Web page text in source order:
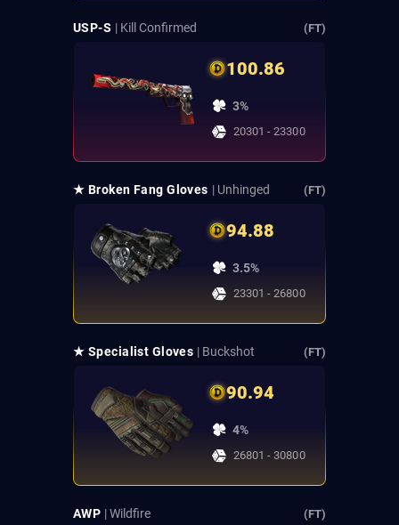
USP-S | Kill Confirmed (FT)
100.86
3%
20301 - 23300
★ Broken Fang Gloves | Unhinged (FT)
94.88
3.5%
23301 - 26800
★ Specialist Gloves | Buckshot (FT)
90.94
4%
26801 - 30800
AWP | Wildfire (FT)